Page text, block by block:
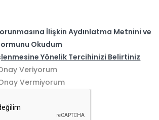
İlişkin Aydınlatma Metnini ve
Okudum
Yönelik Tercihinizi Belirtiniz
Veriyorum
Vermiyorum